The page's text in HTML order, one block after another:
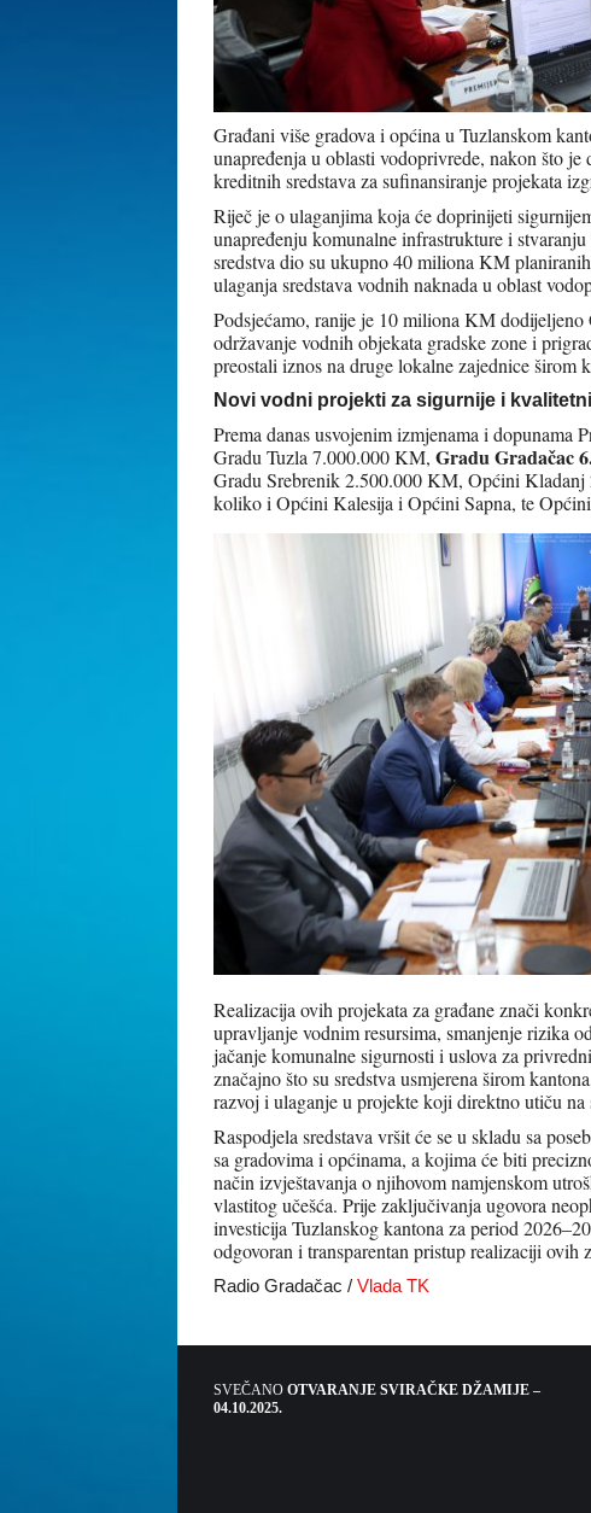
Građani više gradova i općina u Tuzlanskom
unapređenja u oblasti vodoprivrede, nakon što
kreditnih sredstava za sufinansiranje projekata
Riječ je o ulaganjima koja će doprinijeti
unapređenju komunalne infrastrukture i
sredstva dio su ukupno 40 miliona KM
ulaganja sredstava vodnih naknada u oblast
Podsjećamo, ranije je 10 miliona KM
održavanje vodnih objekata gradske zone i
preostali iznos na druge lokalne zajednice širom
Novi vodni projekti za sigurnije i
Prema danas usvojenim izmjenama i dopunama
Gradu Tuzla 7.000.000 KM, Gradu Gradačac
Gradu Srebrenik 2.500.000 KM, Općini
koliko i Općini Kalesija i Općini Sapna, te
Realizacija ovih projekata za građane znači
upravljanje vodnim resursima, smanjenje rizika
jačanje komunalne sigurnosti i uslova za
značajno što su sredstva usmjerena širom
razvoj i ulaganje u projekte koji direktno utiču
Raspodjela sredstava vršit će se u skladu sa
sa gradovima i općinama, a kojima će biti
način izvještavanja o njihovom namjenskom
vlastitog učešća. Prije zaključivanja ugovora
investicija Tuzlanskog kantona za period
odgovoran i transparentan pristup realizaciji ovih
Radio Gradačac / Vlada TK
SVEČANO OTVARANJE SVIRAČKE DŽAMIJE –
04.10.2025.